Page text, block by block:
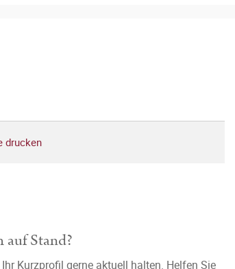
drucken
auf Stand?
Kurzprofil gerne aktuell halten. Helfen Sie